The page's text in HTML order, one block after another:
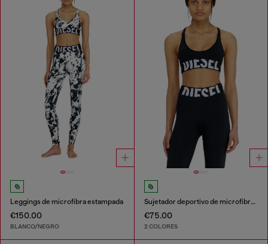
Leggings de microfibra estampada
€150.00
BLANCO/NEGRO
Sujetador deportivo de microfibra con logotipo recortado
€75.00
2 COLORES